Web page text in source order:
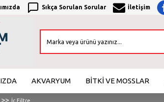
Sıkça Sorulan Sorular İletişim
AKVARYUM BİTKİ VE MOSSLAR
İç Filtre